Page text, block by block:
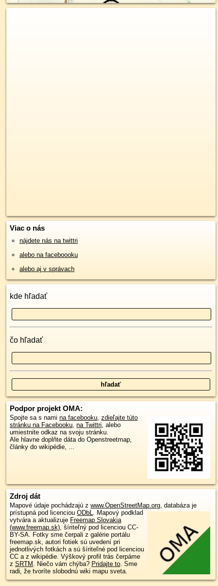
Viac o nás
nájdete nás na twittri
alebo na faceboooku
alebo aj v správach
kde hľadať
čo hľadať
Podpor projekt OMA:
Spojte sa s nami na facebooku, zdieľajte túto
stránku na Facebooku, na Twittri, alebo
umiestnite odkaz na svoju stránku.
Ale hlavne doplňte dáta do Openstreetmap,
články do wikipédie, ...
Zdroj dát
Mapové údaje pochádzajú z www.OpenStreetMap.org, databáza je
prístupná pod licenciou ODbL. Mapový podklad
vytvára a aktualizuje Freemap Slovakia
(www.freemap.sk), šíriteľný pod licenciou CC-
BY-SA. Fotky sme čerpali z galérie portálu
freemap.sk, autori fotiek sú uvedení pri
jednotlivých fotkách a sú šíriteľné pod licenciou
CC a z wikipédie. Výškový profil trás čerpáme
z SRTM . Niečo vám chýba? Pridajte to. Sme
radi, že tvoríte slobodnú wiki mapu sveta.